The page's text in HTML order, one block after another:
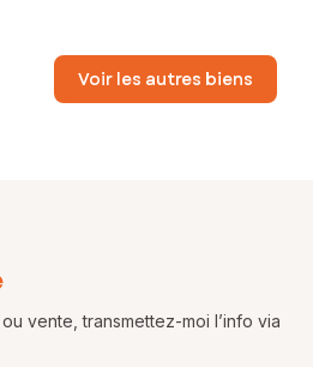
Voir les autres biens
vente, transmettez-moi l’info via